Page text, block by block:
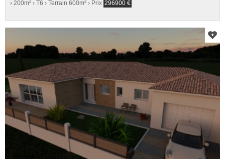
› 200m² › T6 › Terrain 600m² › Prix 296900 €